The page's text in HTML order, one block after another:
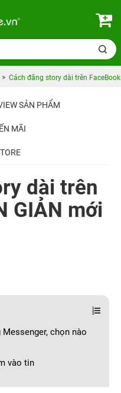
Cách đăng story dài trên
SẢN PHẨM
MÃI
dài trên
GIẢN mới
chọn nào
vào tin